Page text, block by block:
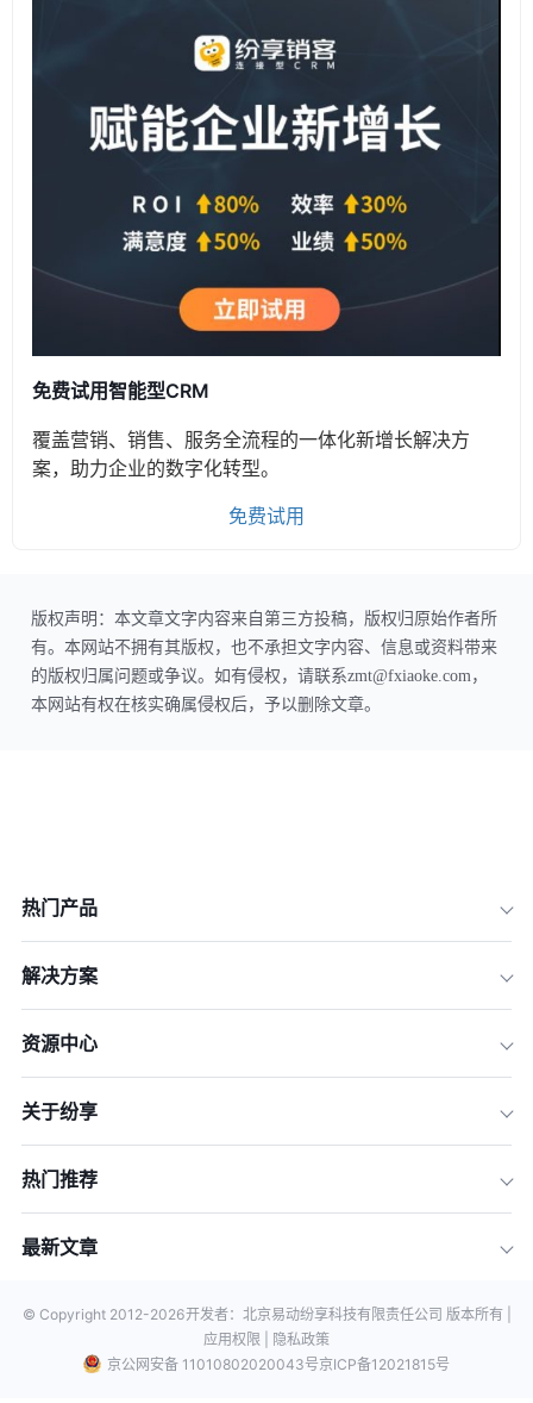
免费试用智能型CRM
覆盖营销、销售、服务全流程的一体化新增长解决方
案，助力企业的数字化转型。
免费试用
版权声明：本文章文字内容来自第三方投稿，版权归原始作者所
有。本网站不拥有其版权，也不承担文字内容、信息或资料带来
的版权归属问题或争议。如有侵权，请联系zmt@fxiaoke.com，
本网站有权在核实确属侵权后，予以删除文章。
热门产品
解决方案
资源中心
关于纷享
热门推荐
最新文章
© Copyright 2012-2026开发者：北京易动纷享科技有限责任公司 版本所有 |
应用权限 |
隐私政策
京公网安备 11010802020043号京ICP备12021815号